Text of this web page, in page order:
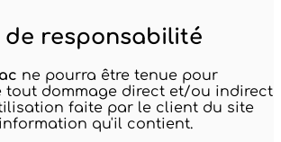
responsabilité
ne pourra être tenue pour
tout dommage direct et/ou indirect
faite par le client du site
qu'il contient.